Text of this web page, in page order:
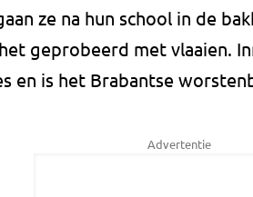
ze na hun school in de
geprobeerd met vlaaien.
en is het Brabantse
Advertentie